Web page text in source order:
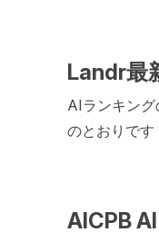
Landr最
AIランキン
のとおりです
AICPB